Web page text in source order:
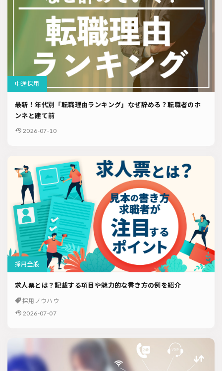
中途採用
最新！年代別「転職理由ランキング」なぜ辞める？転職者のホ
ンネと建て前
2026-07-10
採用全般
求人票とは？記載する項目や魅力的な書き方の例を紹介
採用ノウハウ
2026-07-07
検索